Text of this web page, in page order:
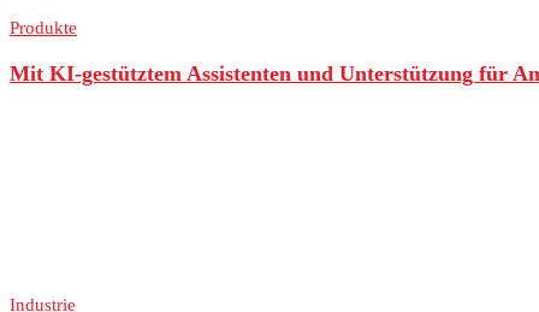
Produkte
Mit KI-gestütztem Assistenten und Unterstützung für
Industrie